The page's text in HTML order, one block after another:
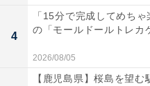
Dell S2722QC 27インチ
証/IPS非光沢/USB Type-
転・高さ調整/4ms/AMD
4
「15分で完成してめち
の「モールドールトレカ
2026/08/05
【鹿児島県】桜島を望む